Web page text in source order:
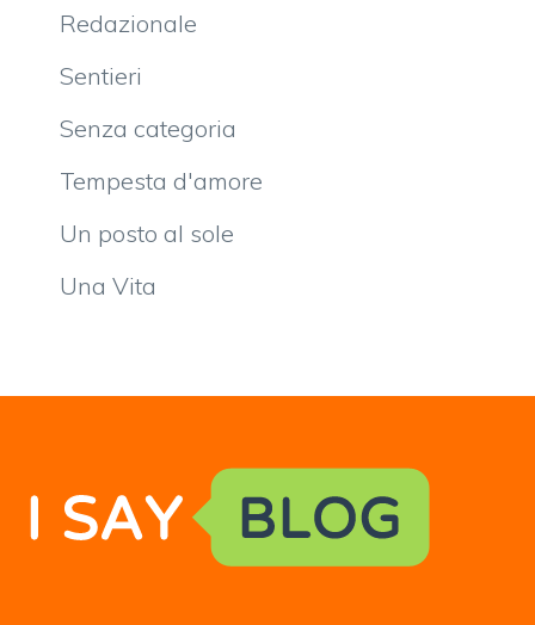
Redazionale
Sentieri
Senza categoria
Tempesta d'amore
Un posto al sole
Una Vita